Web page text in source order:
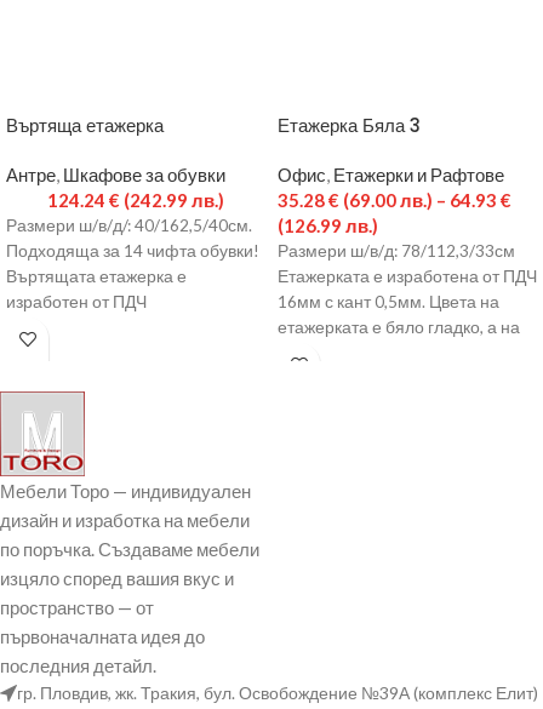
Въртяща етажерка
Антре, Шкафове за обувки
124.24 € (242.99 лв.)
Размери ш/в/д/: 40/162,5/40см.
Подходяща за 14 чифта обувки!
Въртящата етажерка е
изработен от ПДЧ
етажерката може да
Етажерка Бяла 3
Офис, Етажерки и Рафтове
35.28€ (69.00 лв.) – 64.93 €
(126.99 лв.)
Размери ш/в/д: 78/112,3/33см
Етажерката е изработена от ПДЧ
16мм с кант 0,5мм. Цвета на
етажерката е бяло гладко, а на
Мебели Торо — индивидуален
дизайн и изработка на мебели
по поръчка. Създаваме мебели
изцяло според вашия вкус и
пространство — от
първоначалната идея до
последния детайл.
гр. Пловдив, жк. Тракия, бул. Освобождение №39А (комплекс Елит)